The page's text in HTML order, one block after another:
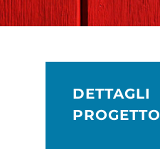
DETTAGLI
PROGETTO